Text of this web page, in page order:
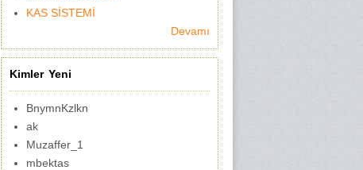
KAS SİSTEMİ
Devamı
Kimler Yeni
BnymnKzlkn
ak
Muzaffer_1
mbektas